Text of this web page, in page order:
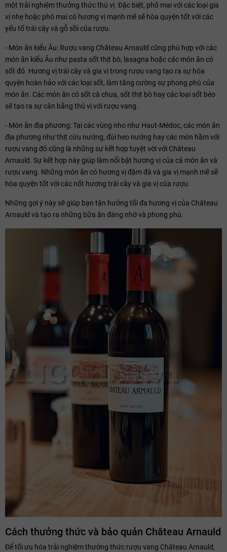
một trải nghiệm thưởng thức thú vị. Đặc biệt, phô mai với các loại gia
vị nhẹ hoặc phô mai có hương vị mạnh mẽ sẽ hòa quyện tốt với các
yếu tố trái cây và gỗ sồi của rượu.
- Món ăn kiểu Âu: Rượu vang Château Arnauld cũng phù hợp với các
món ăn kiểu Âu như pasta sốt thịt bò, lasagna hoặc các món ăn có
sốt đỏ. Hương vị trái cây và gia vị trong rượu vang tạo ra sự hòa
quyện hoàn hảo với các loại sốt, làm tăng cường sự phong phú của
món ăn. Các món ăn có sốt cà chua, sốt thịt bò hay các loại sốt béo
sẽ tạo ra sự cân bằng thú vị với rượu vang.
- Món ăn địa phương: Tại các vùng nho như Haut-Médoc, các món ăn
địa phương như thịt cừu nướng, đùi heo nướng hay các món hầm với
rượu vang đỏ cũng là những sự kết hợp tuyệt vời với Château
Arnauld. Sự kết hợp này giúp làm nổi bật hương vị của cả món ăn và
rượu vang. Những món ăn có hương vị đậm đà và gia vị mạnh mẽ sẽ
hòa quyện tốt với các nốt hương trái cây và gia vị của rượu.
Những gợi ý này sẽ giúp bạn tận hưởng tối đa hương vị của Château
Arnauld và tạo ra những bữa ăn đáng nhớ và phong phú.
Cách thưởng thức và bảo quản Château Arnauld
Để tối ưu hóa trải nghiệm thưởng thức rượu vang Château Arnauld,